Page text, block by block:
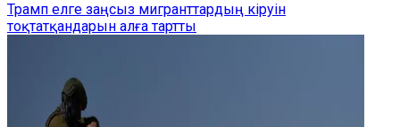
Трамп елге заңсыз мигранттардың кіруін
тоқтатқандарын алға тартты